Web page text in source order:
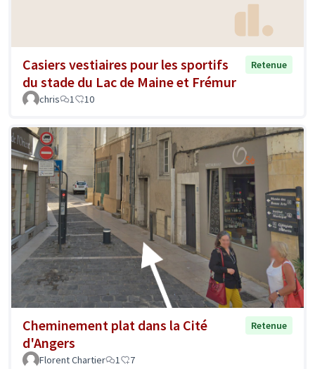
Casiers vestiaires pour les sportifs
du stade du Lac de Maine et Frémur
Retenue
chris 1 10
Cheminement plat dans la Cité
d'Angers
Retenue
Florent Chartier 1 7